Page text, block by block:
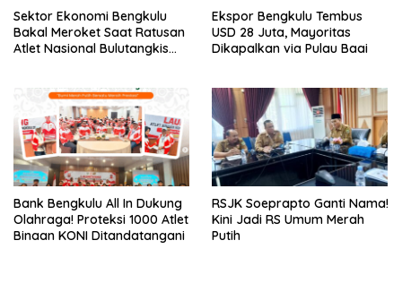
Sektor Ekonomi Bengkulu
Bakal Meroket Saat Ratusan
Atlet Nasional Bulutangkis
Ekspor Bengkulu Tembus
USD 28 Juta, Mayoritas
Dikapalkan via Pulau Baai
Bank Bengkulu All In Dukung
Olahraga! Proteksi 1000 Atlet
Binaan KONI Ditandatangani
RSJK Soeprapto Ganti Nama!
Kini Jadi RS Umum Merah
Putih